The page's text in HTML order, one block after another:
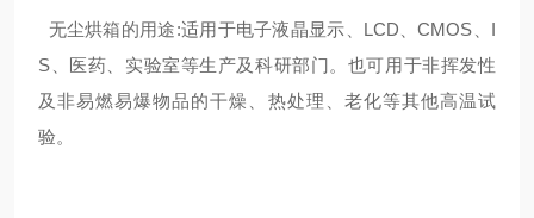
无尘烘箱的用途:适用于电子液晶显示、LCD、CMOS、I
S、医药、实验室等生产及科研部门。也可用于非挥发性
及非易燃易爆物品的干燥、热处理、老化等其他高温试
验。